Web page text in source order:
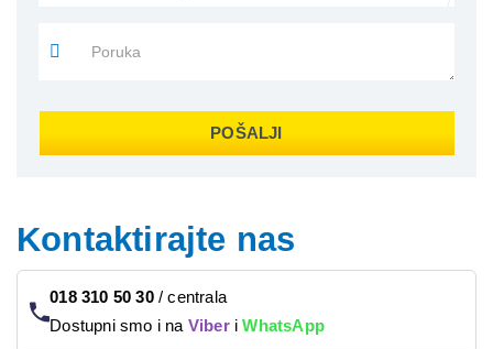
POŠALJI
Kontaktirajte nas
018 310 50 30/centrala
Dostupni smo i na ViberiWhatsApp